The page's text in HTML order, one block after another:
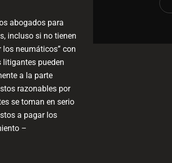
abogados para
incluso si no tienen
neumáticos” con
litigantes pueden
a la parte
razonables por
se toman en serio
a pagar los
–